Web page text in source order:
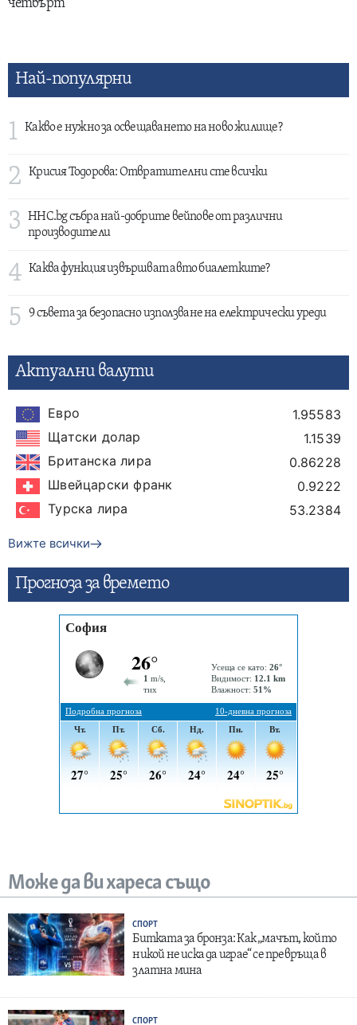
четвърт
Най-популярни
1 Какво е нужно за освещаването на ново жилище?
2 Крисия Тодорова: Отвратителни сте всички
3
HHC.bg събра най-добрите вейпове от различни
производители
4 Каква функция извършват авто биалетките?
5 9 съвета за безопасно използване на електрически уреди
Актуални валути
Евро
1.95583
Щатски долар
1.1539
Британска лира
0.86228
Швейцарски франк
0.9222
Турска лира
53.2384
Вижте всички
Прогнозa за времето
Може да ви хареса също
СПОРТ
Битката за бронза: Как „мачът, който
никой не иска да играе“ се превръща в
златна мина
СПОРТ